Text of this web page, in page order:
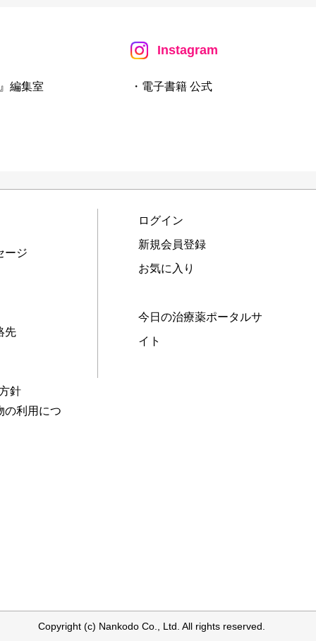
編集室
Instagram
・電子書籍 公式
ージ
先
針
の利用につ
ログイン
新規会員登録
お気に入り
今日の治療薬ポータルサ
イト
Copyright (c) Nankodo Co., Ltd. All rights reserved.